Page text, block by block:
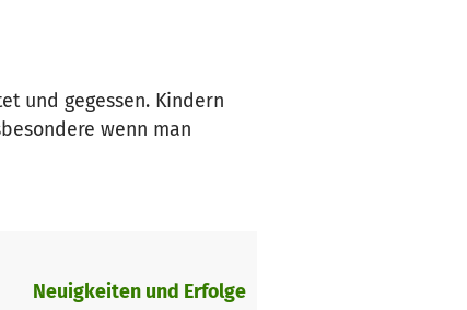
und gegessen. Kindern
wenn man
Neuigkeiten und Erfolge